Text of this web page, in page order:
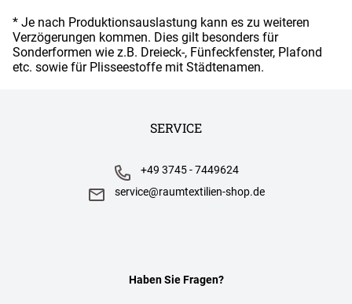
* Je nach Produktionsauslastung kann es zu weiteren
Verzögerungen kommen. Dies gilt besonders für
Sonderformen wie z.B. Dreieck-, Fünfeckfenster, Plafond
etc. sowie für Plisseestoffe mit Städtenamen.
SERVICE
Haben Sie Fragen?
+49 3745 - 7449624
service@raumtextilien-shop.de